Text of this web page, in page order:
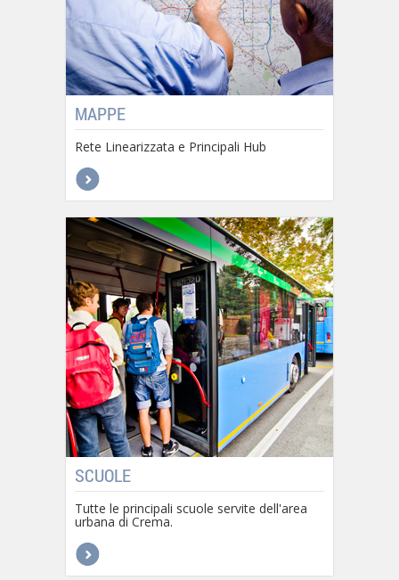
MAPPE
Rete Linearizzata e Principali Hub
SCUOLE
Tutte le principali scuole servite dell'area
urbana di Crema.